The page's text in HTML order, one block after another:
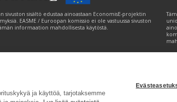
ja käyttöä, tarjotaksemme
sivuston sisältö edustaa ainoastaan EconomisE-projektin
EASME / Euroopan komissio ei ole vastuussa sivuston
informaation mahdollisesta käytöstä.
|Evästeasetukset|Lähetä palautetta (syke.fi)